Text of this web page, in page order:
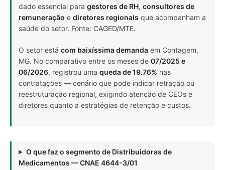
dado essencial para gestores de RH, consultores de
remuneração e diretores regionais que acompanham a
saúde do setor. Fonte: CAGED/MTE.
O setor está com baixíssima demanda em Contagem,
MG. No comparativo entre os meses de 07/2025 e
06/2026, registrou uma queda de 19.76% nas
contratações — cenário que pode indicar retração ou
reestruturação regional, exigindo atenção de CEOs e
diretores quanto a estratégias de retenção e custos.
O que faz o segmento de Distribuidoras de
Medicamentos — CNAE 4644-3/01